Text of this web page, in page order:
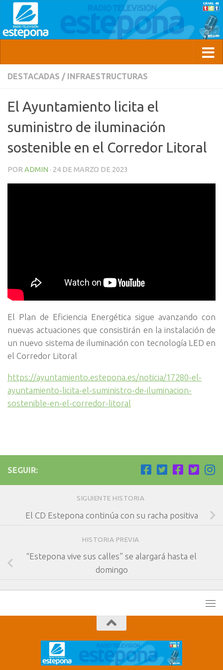
DESTACADAS / INFRAESTRUCTURAS
El Ayuntamiento licita el
suministro de iluminación
sostenible en el Corredor Litoral
POR ADMIN · 24 DE MARZO DE 2023
El Plan de Eficiencia Energética sigue avanzando con
nuevas actuaciones que consistirán en la instalación de
un nuevo sistema de iluminación con tecnología LED en
el Corredor Litoral
https://ayuntamiento.estepona.es/noticia/17280-el-
ayuntamiento-licita-el-suministro-de-iluminacion-
sostenible-en-el-corredor-litoral
SEGUIR:
SIGUIENTE HISTORIA
El CD Estepona continúa con su racha positiva
HISTORIA PREVIA
“Estepona vive sus calles” se alargará hasta el
domingo